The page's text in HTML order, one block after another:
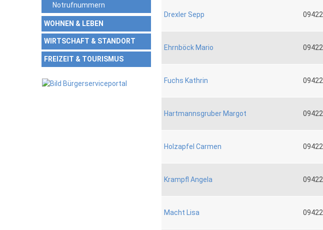
Notrufnummern
WOHNEN & LEBEN
WIRTSCHAFT & STANDORT
FREIZEIT & TOURISMUS
Drexler Sepp
Ehrnböck Mario
Fuchs Kathrin
Hartmannsgruber Margot
Holzapfel Carmen
Krampfl Angela
Macht Lisa